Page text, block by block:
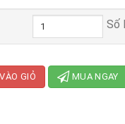
Số
GIỎ MUA NGAY